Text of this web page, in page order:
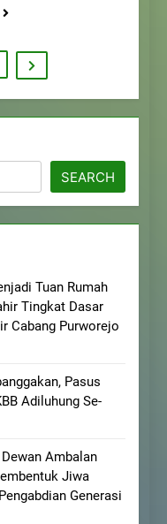
SEARCH
Tuan Rumah
Tingkat Dasar
Cabang Purworejo
Pasus
Adiluhung Se-
Ambalan
Jiwa
Generasi